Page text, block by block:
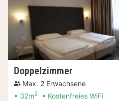
Doppelzimmer
Max. 2 Erwachsene
32m2 Kostenfreies WiFi